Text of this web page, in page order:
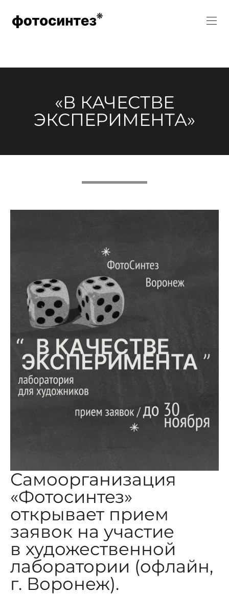
«В КАЧЕСТВЕ
ЭКСПЕРИМЕНТА»
Самоорганизация
«Фотосинтез»
открывает прием
заявок на участие
в художественной
лаборатории (офлайн,
г. Воронеж).